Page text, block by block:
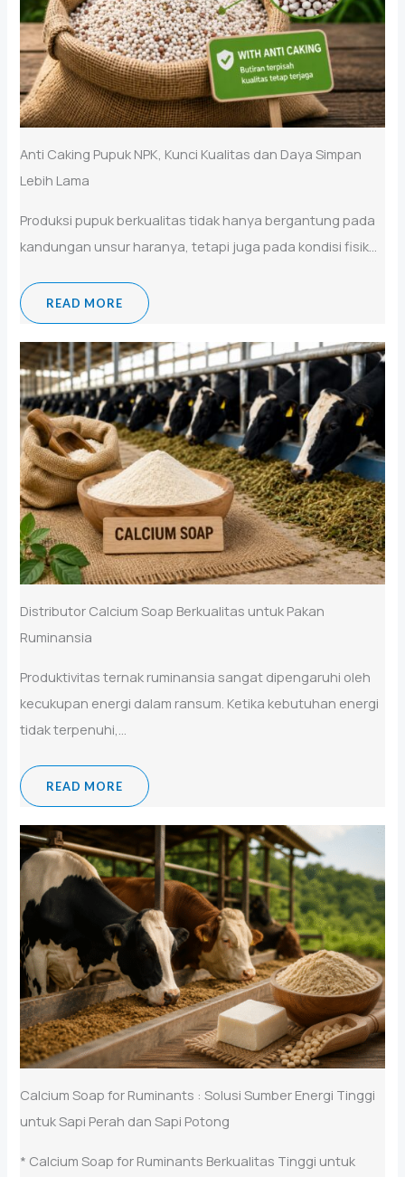
Anti Caking Pupuk NPK, Kunci Kualitas dan Daya Simpan
Lebih Lama
Produksi pupuk berkualitas tidak hanya bergantung pada
kandungan unsur haranya, tetapi juga pada kondisi fisik...
READ MORE
Distributor Calcium Soap Berkualitas untuk Pakan
Ruminansia
Produktivitas ternak ruminansia sangat dipengaruhi oleh
kecukupan energi dalam ransum. Ketika kebutuhan energi
tidak terpenuhi,...
READ MORE
Calcium Soap for Ruminants : Solusi Sumber Energi Tinggi
untuk Sapi Perah dan Sapi Potong
* Calcium Soap for Ruminants Berkualitas Tinggi untuk